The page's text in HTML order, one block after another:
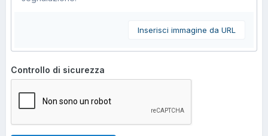
Inserisci immagine da URL
Controllo di sicurezza